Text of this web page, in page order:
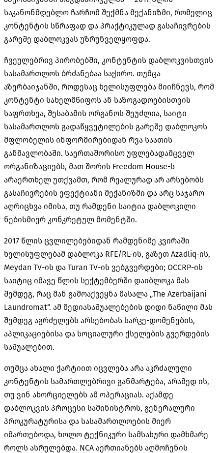
საკანონმდებლო ჩარჩომ შექმნა მექანიზმი, რომელიც
კონტენტის სწრაფად და პრაქტიკულად გასაჩივრების
გარეშე დაბლოკვას უზრუნველყოფდა.
ჩვეულებრივ პირობებში, კონტენტის დაბლოკვისთვის
სასამართლოს ბრძანებაა საჭირო. თუმცა
აზერბაიჯანში, როდესაც ხელისუფლება მიიჩნევს, რომ
კონტენტი სახელმწიფოს ან საზოგადოებისთვის
საფრთხეა, შესაბამის ორგანოს შეუძლია, საიტი
სასამართლოს გადაწყვეტილების გარეშე დაბლოკოს
მფლობელის ინფორმირებიდან რვა საათის
განმავლობაში. საერთაშორისო უფლებადამცველ
ორგანიზაციებს, მათ შორის Freedom House-ს
არაერთხელ უთქვამთ, რომ რეალურად არ არსებობს
გასაჩივრების ეფექტიანი მექანიზმი და არც საჯარო
აღრიცხვა იმისა, თუ რამდენი საიტია დაბლოკილი
ნებისმიერ კონკრეტულ მომენტში.
2017 წლის ცვლილებებიდან რამდენიმე კვირაში
ხელისუფლებამ დაბლოკა RFE/RL-ის, გაზეთ Azadliq-ის,
Meydan TV-ის და Turan TV-ის ვებგვერდები; OCCRP-ის
საიტიც იმავე წლის სექტემბერში დაიბლოკა მას
შემდეგ, რაც მან გამოაქვეყნა მასალა „The Azerbaijani
Laundromat“. ამ მედიასაშუალებების დიდი ნაწილი მას
შემდეგ აგრძელებს არსებობას სარკე-დომენების,
აპლიკაციებისა და სოციალური ქსელების გვერდების
საშუალებით.
თუმცა ახალი ქარტიით იცვლება არა აკრძალული
კონტენტის სამართლებრივი განმარტება, არამედ ის,
თუ ვინ ახორციელებს ამ ოპერაციას. აქამდე
დაბლოკვის პროცესი სამინისტროს, გენერალური
პროკურატურისა და სასამართლოების მიერ
იმართებოდა, ხოლო ტექნიკური სამსახური დამხმარე
როლს ასრულებდა. NCA აერთიანებს აღმოჩენის